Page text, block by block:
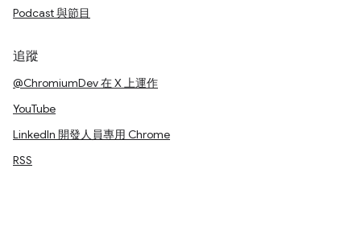
Podcast 與節目
追蹤
@ChromiumDev 在 X 上運作
YouTube
LinkedIn 開發人員專用 Chrome
RSS